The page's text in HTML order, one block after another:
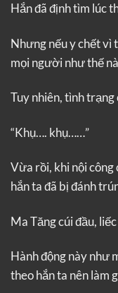
Hắn đã định tìm lúc
Nhưng nếu y chết vì
mọi người như thế
Tuy nhiên, tình trạng
“Khụ…. khụ……”
Vừa rồi, khi nội công
hắn ta đã bị đánh
Ma Tăng cúi đầu,
Hành động này như
theo hắn ta nên làm